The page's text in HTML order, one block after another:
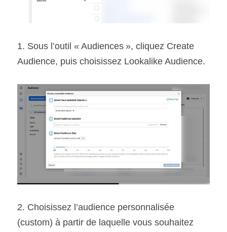
1. Sous l’outil « Audiences », cliquez Create
Audience, puis choisissez Lookalike Audience.
2. Choisissez l’audience personnalisée
(custom) à partir de laquelle vous souhaitez